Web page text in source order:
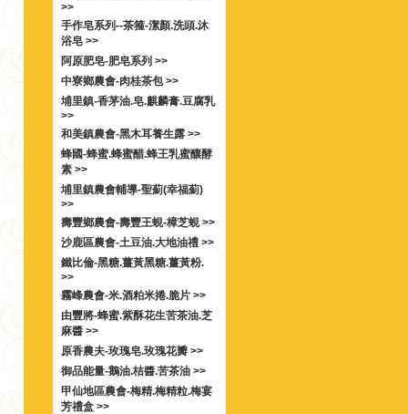
>>
手作皂系列--茶箍-潔顏.洗頭.沐
浴皂 >>
阿原肥皂-肥皂系列 >>
中寮鄉農會-肉桂茶包 >>
埔里鎮-香茅油.皂.麒麟膏.豆腐乳
>>
和美鎮農會-黑木耳養生露 >>
蜂國-蜂蜜.蜂蜜醋.蜂王乳蜜釀酵
素 >>
埔里鎮農會輔導-聖薊(幸福薊)
>>
壽豐鄉農會-壽豐王蜆-樟芝蜆 >>
沙鹿區農會-土豆油.大地油禮 >>
鐵比倫-黑糖.薑黃黑糖.薑黃粉.
>>
霧峰農會-米.酒粕米捲.脆片 >>
由豐將-蜂蜜.紫酥花生苦茶油.芝
麻醬 >>
原香農夫-玫瑰皂.玫瑰花瓣 >>
御品能量-鵝油.桔醬.苦茶油 >>
甲仙地區農會-梅精.梅精粒.梅宴
芳禮盒 >>